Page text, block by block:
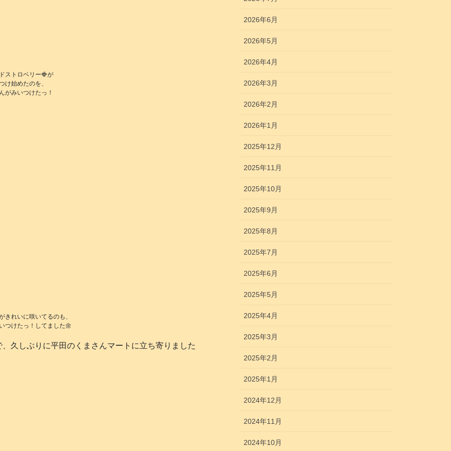
ストロベリー🍓が
け始めたのを、
がみいつけたっ！
きれいに咲いてるのも、
つけたっ！してました🌼
久しぶりに平田のくまさんマートに立ち寄りました
2026年6月
2026年5月
2026年4月
2026年3月
2026年2月
2026年1月
2025年12月
2025年11月
2025年10月
2025年9月
2025年8月
2025年7月
2025年6月
2025年5月
2025年4月
2025年3月
2025年2月
2025年1月
2024年12月
2024年11月
2024年10月